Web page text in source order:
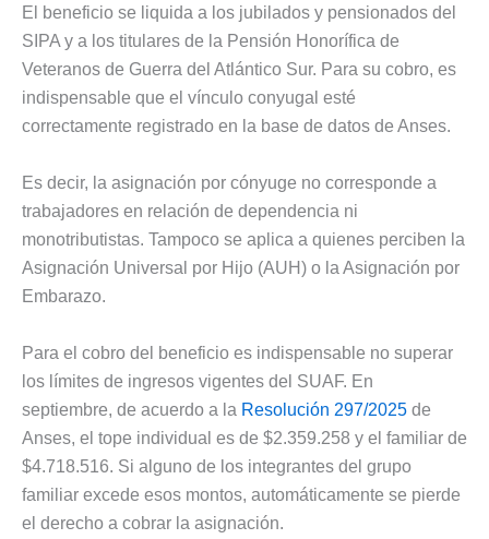
El beneficio se liquida a los jubilados y pensionados del
SIPA y a los titulares de la Pensión Honorífica de
Veteranos de Guerra del Atlántico Sur. Para su cobro, es
indispensable que el vínculo conyugal esté
correctamente registrado en la base de datos de Anses.
Es decir, la asignación por cónyuge no corresponde a
trabajadores en relación de dependencia ni
monotributistas. Tampoco se aplica a quienes perciben la
Asignación Universal por Hijo (AUH) o la Asignación por
Embarazo.
Para el cobro del beneficio es indispensable no superar
los límites de ingresos vigentes del SUAF. En
septiembre, de acuerdo a la Resolución 297/2025 de
Anses, el tope individual es de $2.359.258 y el familiar de
$4.718.516. Si alguno de los integrantes del grupo
familiar excede esos montos, automáticamente se pierde
el derecho a cobrar la asignación.